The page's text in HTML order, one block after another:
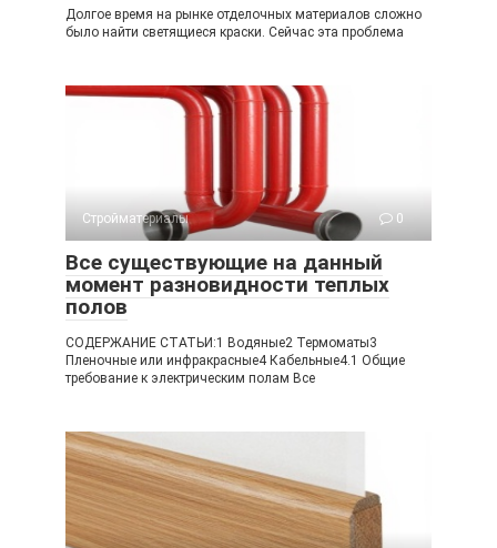
Долгое время на рынке отделочных материалов сложно
было найти светящиеся краски. Сейчас эта проблема
Стройматериалы 0
Все существующие на данный
момент разновидности теплых
полов
СОДЕРЖАНИЕ СТАТЬИ:1 Водяные2 Термоматы3
Пленочные или инфракрасные4 Кабельные4.1 Общие
требование к электрическим полам Все